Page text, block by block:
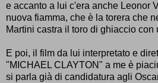
e accanto a lui c'era anche Leonor
nuova fiamma, che è la torera che
Martini castra il toro di ghiaccio con
E poi, il film da lui interpretato e
"MICHAEL CLAYTON" a me è
si parla già di candidatura agli